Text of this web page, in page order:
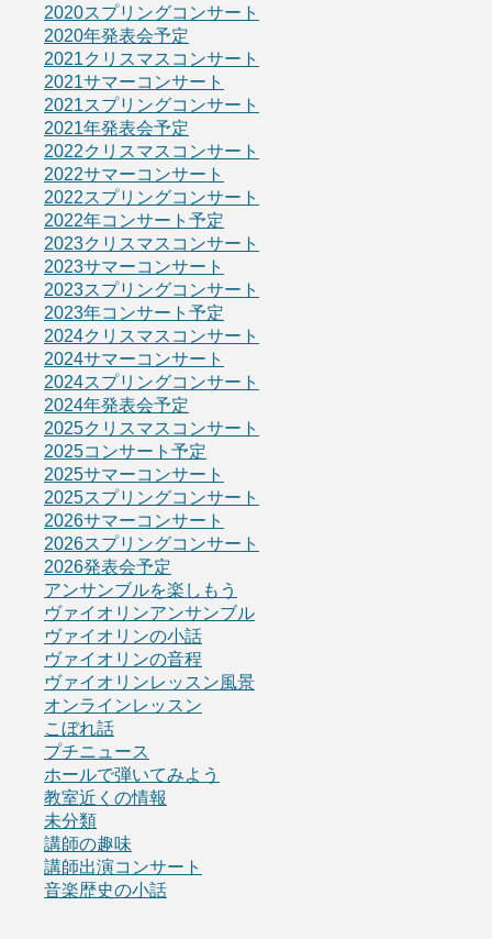
2020スプリングコンサート
2020年発表会予定
2021クリスマスコンサート
2021サマーコンサート
2021スプリングコンサート
2021年発表会予定
2022クリスマスコンサート
2022サマーコンサート
2022スプリングコンサート
2022年コンサート予定
2023クリスマスコンサート
2023サマーコンサート
2023スプリングコンサート
2023年コンサート予定
2024クリスマスコンサート
2024サマーコンサート
2024スプリングコンサート
2024年発表会予定
2025クリスマスコンサート
2025コンサート予定
2025サマーコンサート
2025スプリングコンサート
2026サマーコンサート
2026スプリングコンサート
2026発表会予定
アンサンブルを楽しもう
ヴァイオリンアンサンブル
ヴァイオリンの小話
ヴァイオリンの音程
ヴァイオリンレッスン風景
オンラインレッスン
こぼれ話
プチニュース
ホールで弾いてみよう
教室近くの情報
未分類
講師の趣味
講師出演コンサート
音楽歴史の小話